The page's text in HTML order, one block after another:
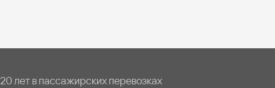
20 лет в пассажирских перевозках